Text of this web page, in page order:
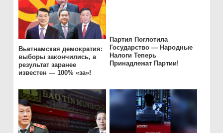
Вьетнамская демократия:
выборы закончились, а
результат заранее
известен — 100% «за»!
Партия Поглотила
Государство — Народные
Налоги Теперь
Принадлежат Партии!